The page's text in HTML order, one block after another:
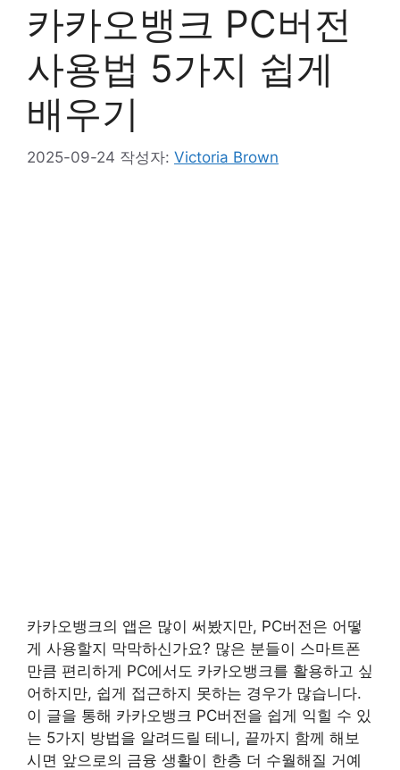
카카오뱅크 PC버전
사용법 5가지 쉽게
배우기
2025-09-24 작성자: Victoria Brown
카카오뱅크의 앱은 많이 써봤지만, PC버전은 어떻
게 사용할지 막막하신가요? 많은 분들이 스마트폰
만큼 편리하게 PC에서도 카카오뱅크를 활용하고 싶
어하지만, 쉽게 접근하지 못하는 경우가 많습니다.
이 글을 통해 카카오뱅크 PC버전을 쉽게 익힐 수 있
는 5가지 방법을 알려드릴 테니, 끝까지 함께 해보
시면 앞으로의 금융 생활이 한층 더 수월해질 거예